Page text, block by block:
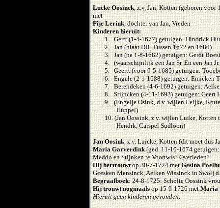
Lucke Oosinck, z.v. Jan, Kotten (geboren
met
Fije Lerink, dochter van Jan, Vreden
Kinderen hieruit:
1. Gertt (1-4-1677) getuigen: Hindrick
2. Jan (hiaat DB. Tussen 1672 en 1680)
3. Jan (na 1-8-1682) getuigen: Gerdt
4. (waarschijnlijk een Jan Sr. En een Jan
5. Geertt (voor 9-5-1685) getuigen:
6. Engele (2-1-1688) getuigen: Enneken
7. Berendeken (4-6-1692) getuigen:
8. Stijncken (4-11-1693) getuigen: Geert
9. (Engelje Osink, d.v. wijlen Leijke,
Huppel)
10. (Jan Oossink, z.v. wijlen Luike, Kotten
Hendrk, Carspel Sudloon)
Jan Oosink , z.v. Luicke, Kotten (dit moet dus
Maria Garverdink(ged. 11-10-1674 getuigen:
Meddo en Stijnken te Voortwis? Overleden?
Hij hertrouwt op 30-7-1724 met Gesina
Geesken Mensinck, Aelken Wissinck in Swol)
Begraafboek: 24-8-1725: Scholte Oossink
Hij trouwt nogmaalsop 15-9-1726 metMaria
Hieruit geen kinderen gevonden.